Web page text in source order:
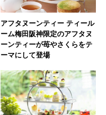
アフタヌーンティー ティール
ーム梅田阪神限定のアフタヌ
ーンティーが苺やさくらをテ
ーマにして登場